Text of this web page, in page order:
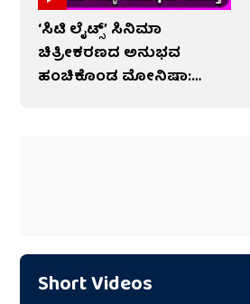
‘ಸಿಟಿ ಲೈಟ್ಸ್’ ಸಿನಿಮಾ
ಚಿತ್ರೀಕರಣದ ಅನುಭವ
ಹಂಚಿಕೊಂಡ ಮೋನಿಷಾ:
Short Videos